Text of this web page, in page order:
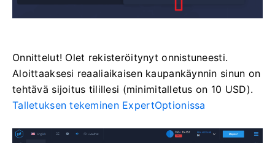
Onnittelut! Olet rekisteröitynyt onnistuneesti.
Aloittaaksesi reaaliaikaisen kaupankäynnin sinun on
tehtävä sijoitus tilillesi (minimitalletus on 10 USD).
Talletuksen tekeminen ExpertOptionissa